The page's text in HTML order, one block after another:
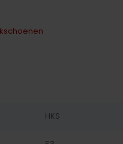
HKS